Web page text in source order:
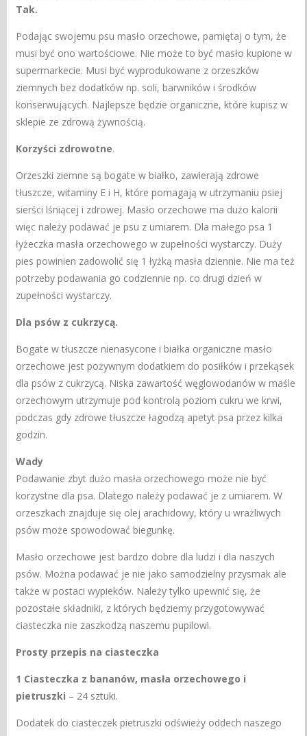
Tak.
Podając swojemu psu masło orzechowe, pamiętaj o tym, że
musi być ono wartościowe. Nie może to być masło kupione w
supermarkecie. Musi być wyprodukowane z orzeszków
ziemnych bez dodatków np. soli, barwników i środków
konserwujących. Najlepsze będzie organiczne, które kupisz w
sklepie ze zdrową żywnością.
Korzyści zdrowotne.
Orzeszki ziemne są bogate w białko, zawierają zdrowe
tłuszcze, witaminy E i H, które pomagają w utrzymaniu psiej
sierści lśniącej i zdrowej. Masło orzechowe ma dużo kalorii
więc należy podawać je psu z umiarem. Dla małego psa 1
łyżeczka masła orzechowego w zupełności wystarczy. Duży
pies powinien zadowolić się 1 łyżką masła dziennie. Nie ma też
potrzeby podawania go codziennie np. co drugi dzień w
zupełności wystarczy.
Dla psów z cukrzycą.
Bogate w tłuszcze nienasycone i białka organiczne masło
orzechowe jest pożywnym dodatkiem do posiłków i przekąsek
dla psów z cukrzycą. Niska zawartość węglowodanów w maśle
orzechowym utrzymuje pod kontrolą poziom cukru we krwi,
podczas gdy zdrowe tłuszcze łagodzą apetyt psa przez kilka
godzin.
Wady
Podawanie zbyt dużo masła orzechowego może nie być
korzystne dla psa. Dlatego należy podawać je z umiarem. W
orzeszkach znajduje się olej arachidowy, który u wrażliwych
psów może spowodować biegunkę.
Masło orzechowe jest bardzo dobre dla ludzi i dla naszych
psów. Można podawać je nie jako samodzielny przysmak ale
także w postaci wypieków. Należy tylko upewnić się, że
pozostałe składniki, z których będziemy przygotowywać
ciasteczka nie zaszkodzą naszemu pupilowi.
Prosty przepis na ciasteczka
1 Ciasteczka z bananów, masła orzechowego i
pietruszki – 24 sztuki.
Dodatek do ciasteczek pietruszki odświeży oddech naszego